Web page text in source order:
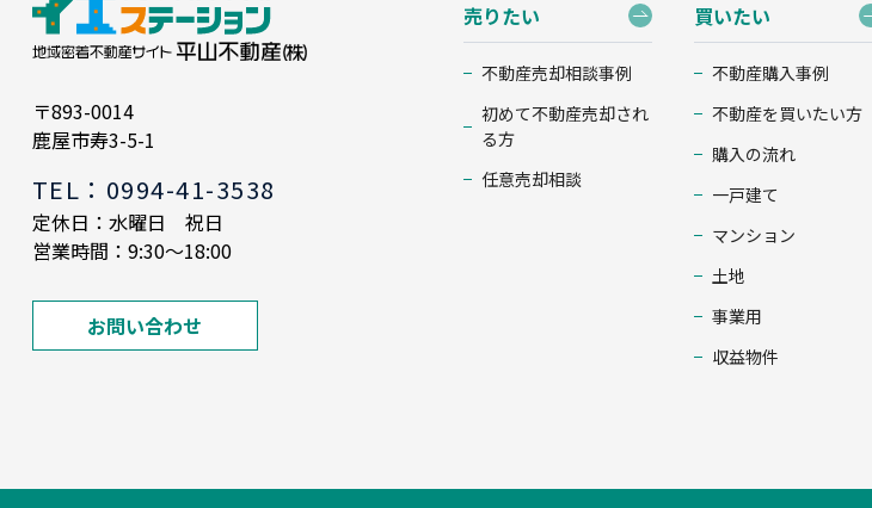
〒893-0014
鹿屋市寿3-5-1
TEL：0994-41-3538
定休日：水曜日 祝日
営業時間：9:30～18:00
お問い合わせ
売りたい
不動産売却相談事例
初めて不動産売却され
る方
任意売却相談
買いたい
不動産購入事例
不動産を買いたい方
購入の流れ
一戸建て
マンション
土地
事業用
収益物件